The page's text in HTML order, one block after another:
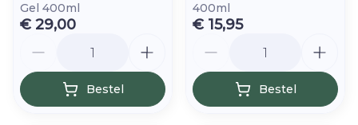
Gel 400ml
€ 29,00
Bestel
400ml
€ 15,95
Bestel